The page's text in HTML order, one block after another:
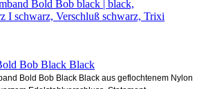
Bob Black Black
Bold Bob Black Black aus geflochtenem Nylon